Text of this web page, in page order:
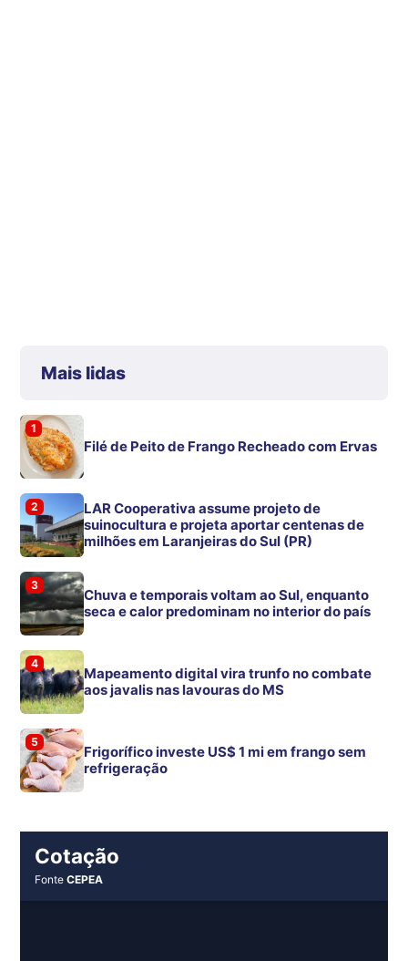
Mais lidas
1
Filé de Peito de Frango Recheado com Ervas
2
LAR Cooperativa assume projeto de
suinocultura e projeta aportar centenas de
milhões em Laranjeiras do Sul (PR)
3
Chuva e temporais voltam ao Sul, enquanto
seca e calor predominam no interior do país
4
Mapeamento digital vira trunfo no combate
aos javalis nas lavouras do MS
5
Frigorífico investe US$ 1 mi em frango sem
refrigeração
Cotação
FonteCEPEA